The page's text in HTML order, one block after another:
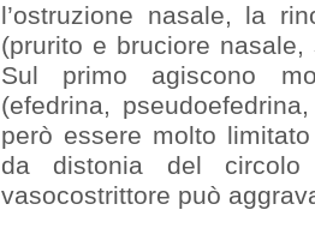
l’ostruzione nasale, la
(prurito e bruciore
Sul primo agiscono
(efedrina,
però essere molto
da distonia del circolo
vasocostrittore può